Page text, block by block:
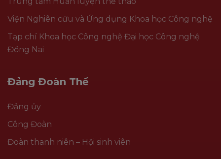
Viện Nghiên cứu và Ứng dụng Khoa học Công nghệ
Tạp chí Khoa học Công nghệ Đại học Công nghệ
Đồng Nai
Đảng Đoàn Thể
Đảng ủy
Công Đoàn
Đoàn thanh niên – Hội sinh viên